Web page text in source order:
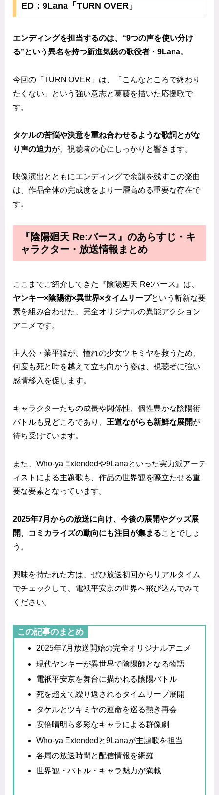
ED：9Lana「TURN OVER」
エンディングを担当するのは、“9つの声を使い分け
る”という異名を持つ新進気鋭の歌役者・9Lana。
今回の「TURN OVER」は、「こんなところで終わり
たくない」という強い意志と葛藤を描いた応援歌で
す。
タケルの苦悩や決意を重ね合わせるような歌詞とがな
り声の迫力が、視聴者の心にしっかりと響きます。
映像演出とともにエンディングで余韻を残すこの楽曲
は、作品全体の完成度をより一層高める重要な存在で
す。
『陰陽廻天 Re:バース』のあらすじ・キ
ャラクター・放送情報まとめ
ここまでご紹介してきた『陰陽廻天 Re:バース』は、
ヤンキー×陰陽術×異世界×タイムリープという斬新な要
素を組み合わせた、完全オリジナルの異能アクション
アニメです。
主人公・業平猛が、憧れの少女ツキミヤを救うため、
何度も死と時を越えて立ち向かう姿は、視聴者に強い
感情移入を促します。
キャラクターたちの成長や関係性、個性豊かな陰陽術
バトルも見どころであり、 王道ながらも新鮮な展開が
待ち受けています。
また、Who-ya Extendedや9Lanaといった実力派アーテ
ィストによる主題歌も、作品の世界観を際立たせる重
要な要素となっています。
2025年7月からの放送に向け、今後の展開やグッズ展
開、コミカライズの動向にも注目が集まることでしょ
う。
興味を持たれた方は、ぜひ放送初回からリアルタイム
でチェックして、電祇平安京の世界へ飛び込んでみて
ください。
この記事のまとめ
2025年7月放送開始の完全オリジナルアニメ
現代ヤンキーが異世界で陰陽師となる物語
電祇平安京を舞台に描かれる陰陽バトル
死を超えて繰り返されるタイムリープ展開
タケルとツキミヤの運命を巡る熱き再会
安倍晴明ら多彩なキャラによる群像劇
Who-ya Extendedと9Lanaが主題歌を担当
各局の放送時間と配信情報を網羅
世界観・バトル・キャラ魅力が満載